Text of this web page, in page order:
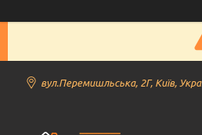
вул.Перемишльська, 2Г, Київ,